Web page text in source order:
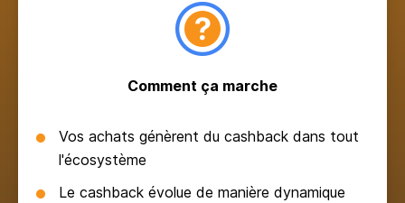
Comment ça marche
Vos achats génèrent du cashback dans tout
l'écosystème
Le cashback évolue de manière dynamique